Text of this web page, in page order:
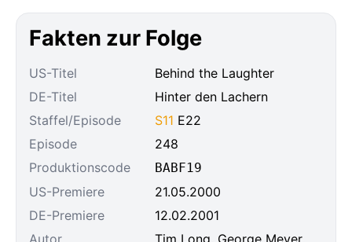
Fakten zur Folge
US-Titel
Behind the Laughter
DE-Titel
Hinter den Lachern
Staffel/Episode
S11 E22
Episode
248
Produktionscode
BABF19
US-Premiere
21.05.2000
DE-Premiere
12.02.2001